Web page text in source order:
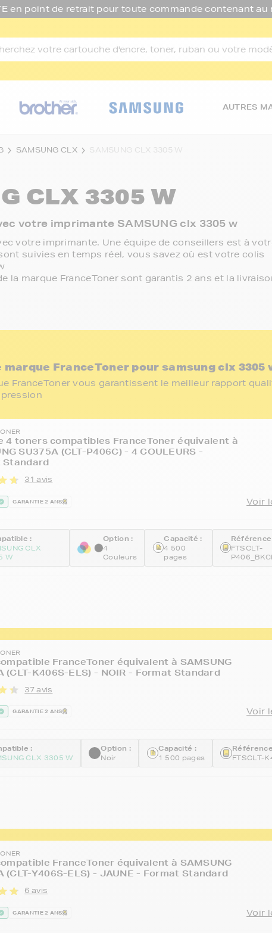
en point de retrait pour toute commande contenant au
AUTRES
SAMSUNG CLX SAMSUNG CLX 3305 W
CLX 3305 W
votre imprimante SAMSUNG clx 3305 w
votre imprimante. Une équipe de conseillers est à
suivies en temps réel, vous savez où est votre colis
la marque FranceToner sont garantis 2 ans et la
FranceToner pour samsung clx 3305
FranceToner vous garantissent le meilleur rapport
4 toners compatibles FranceToner équivalent à
SU375A (CLT-P406C) - 4 COULEURS -
Standard
31 avis
GARANTIE 2 ANS Voir
:
CLX
W
Option :
4
Couleurs
Capacité :
4 500
pages
FTSCLT-
FranceToner équivalent à SAMSUNG
(CLT-K406S-ELS) - NOIR - Format Standard
37 avis
GARANTIE 2 ANS Voir
:
CLX 3305 W
Option :
Noir
Capacité :
1 500 pages FTSCLT-
FranceToner équivalent à SAMSUNG
(CLT-Y406S-ELS) - JAUNE - Format Standard
6 avis
GARANTIE 2 ANS Voir